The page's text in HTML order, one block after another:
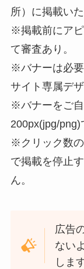
所）に掲載いた
※掲載前にア
て審査あり。
※バナーは必
サイト専属デ
※バナーをご
200px(jpg/png)
※クリック数
で掲載を停止
ん。
広告
ない
しま